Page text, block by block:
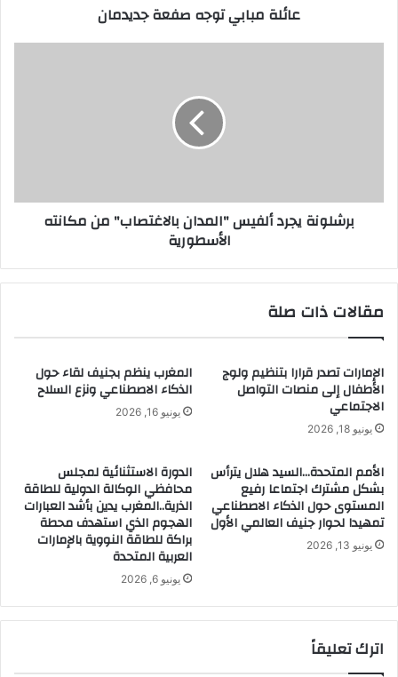
عائلة مبابي توجه صفعة جديدمان
برشلونة يجرد ألفيس "المدان بالاغتصاب" من مكانته
الأسطورية
مقالات ذات صلة
الإمارات تصدر قرارا بتنظيم ولوج
الأطفال إلى منصات التواصل
الاجتماعي
يونيو 18, 2026
المغرب ينظم بجنيف لقاء حول
الذكاء الاصطناعي ونزع السلاح
يونيو 16, 2026
الأمم المتحدة…السيد هلال يترأس
بشكل مشترك اجتماعا رفيع
المستوى حول الذكاء الاصطناعي
تمهيدا لحوار جنيف العالمي الأول
يونيو 13, 2026
الدورة الاستثنائية لمجلس
محافظي الوكالة الدولية للطاقة
الذرية..المغرب يدين بأشد العبارات
الهجوم الذي استهدف محطة
براكة للطاقة النووية بالإمارات
العربية المتحدة
يونيو 6, 2026
اترك تعليقاً